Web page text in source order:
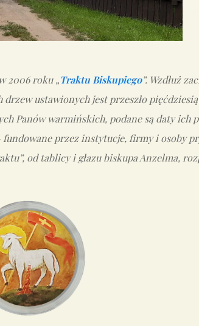
2006 roku „Traktu Biskupiego”. Wzdłuż
ustawionych jest przeszło
Panów warmińskich, podane są daty ich
fundowane przez instytucje, firmy i osoby
od tablicy i głazu biskupa Anzelma,